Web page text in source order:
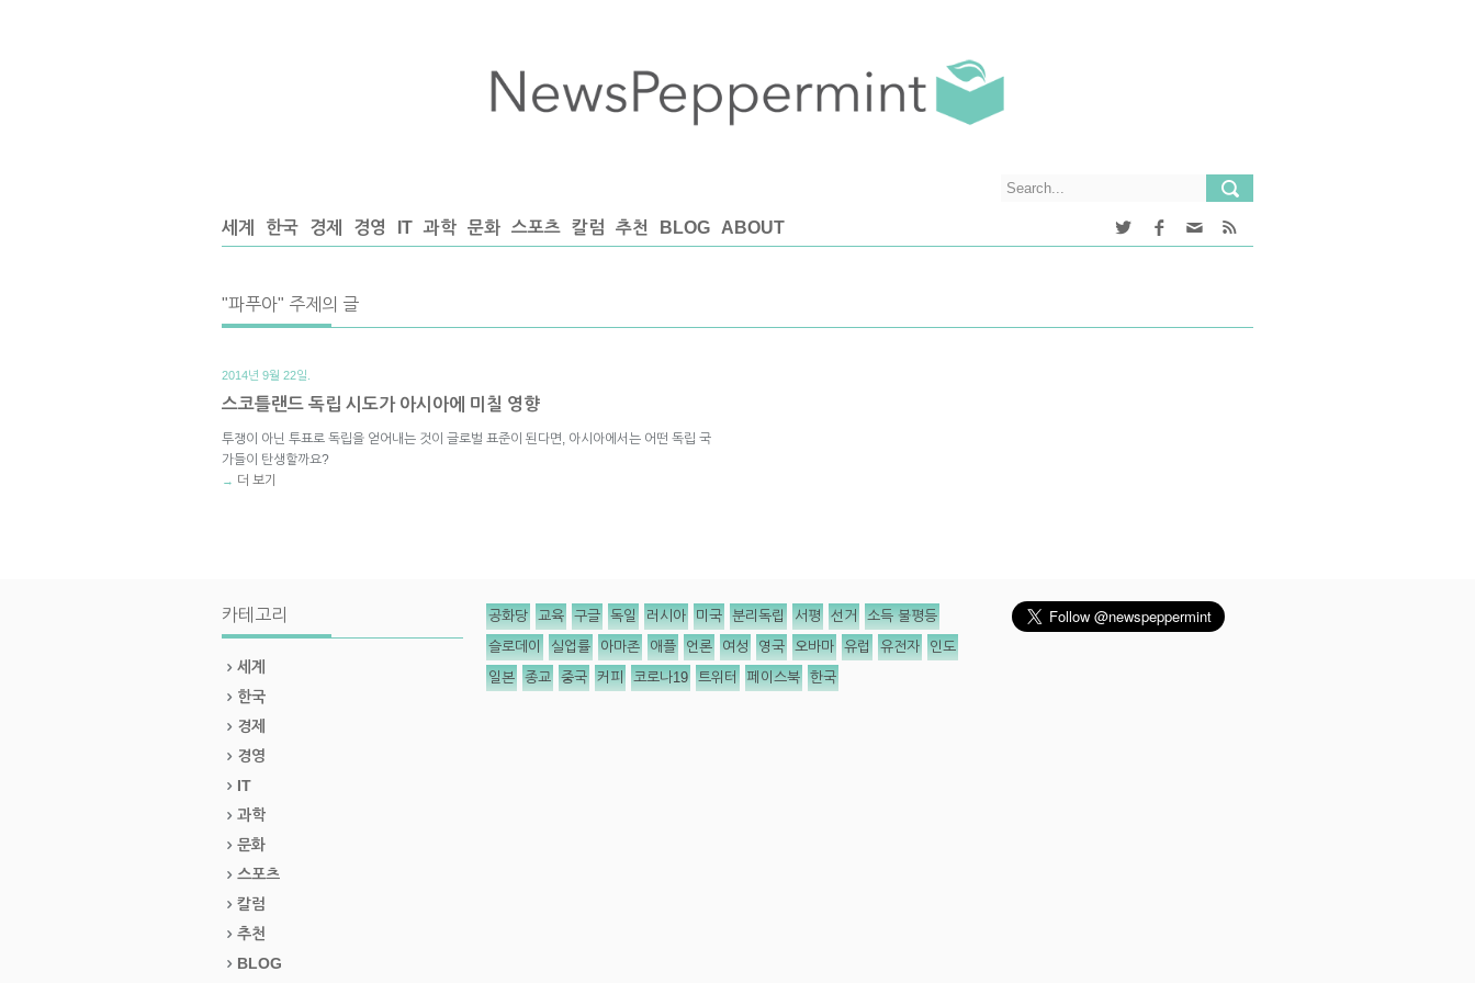
세계 한국 경제 경영 IT 과학 문화 스포츠 칼럼 추천 BLOG ABOUT
"파푸아" 주제의 글
2014년 9월 22일.
스코틀랜드 독립 시도가 아시아에 미칠 영향
투쟁이 아닌 투표로 독립을 얻어내는 것이 글로벌 표준이 된다면, 아시아에서는 어떤 독립 국
가들이 탄생할까요?
→ 더 보기
카테고리
세계
한국
경제
경영
IT
과학
문화
스포츠
칼럼
추천
BLOG
공화당 교육 구글 독일 러시아 미국 분리독립 서평 선거 소득 불평등
슬로데이 실업률 아마존 애플 언론 여성 영국 오바마 유럽 유전자 인도
일본 종교 중국 커피 코로나19 트위터 페이스북 한국